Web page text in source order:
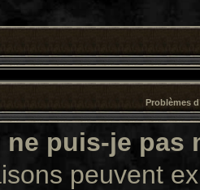
Problèmes
puis-je pas
peuvent